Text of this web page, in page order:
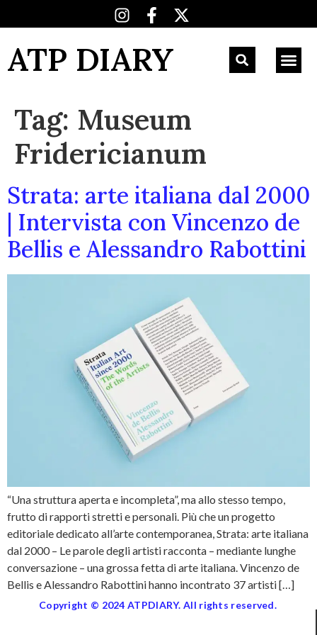
ATP DIARY
Tag: Museum
Fridericianum
Strata: arte italiana dal 2000
| Intervista con Vincenzo de
Bellis e Alessandro Rabottini
“Una struttura aperta e incompleta”, ma allo stesso tempo,
frutto di rapporti stretti e personali. Più che un progetto
editoriale dedicato all’arte contemporanea, Strata: arte italiana
dal 2000 – Le parole degli artisti racconta – mediante lunghe
conversazione – una grossa fetta di arte italiana. Vincenzo de
Bellis e Alessandro Rabottini hanno incontrato 37 artisti […]
Copyright © 2024 ATPDIARY. All rights reserved.